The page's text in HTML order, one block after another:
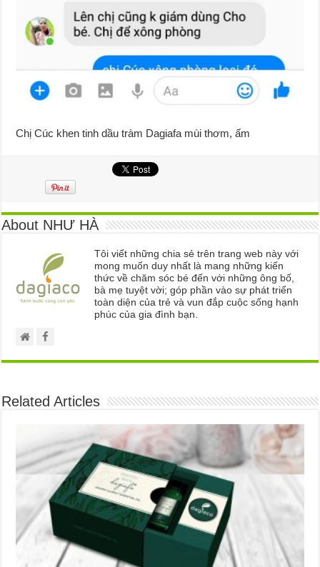
Chị Cúc khen tinh dầu tràm Dagiafa mùi thơm, ấm
About NHƯ HÀ
Tôi viết những chia sẻ trên trang web này với
mong muốn duy nhất là mang những kiến
thức về chăm sóc bé đến với những ông bố,
bà mẹ tuyệt vời; góp phần vào sự phát triển
toàn diện của trẻ và vun đắp cuộc sống hạnh
phúc của gia đình bạn.
Related Articles